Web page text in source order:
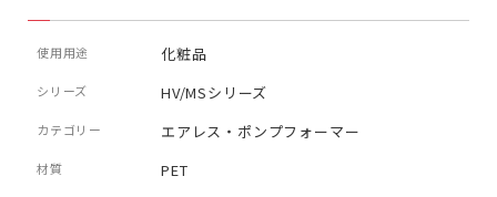
使用用途 化粧品
シリーズ HV/MSシリーズ
カテゴリー エアレス・ポンプフォーマー
材質 PET